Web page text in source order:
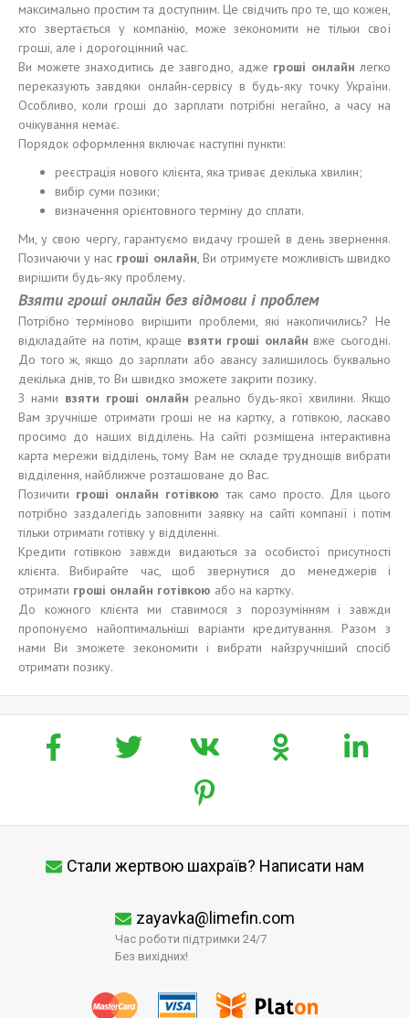
максимально простим та доступним. Це свідчить про те, що кожен,
хто звертається у компанію, може зекономити не тільки свої
гроші, але і дорогоцінний час.
Ви можете знаходитись де завгодно, адже гроші онлайн легко
переказують завдяки онлайн-сервісу в будь-яку точку України.
Особливо, коли гроші до зарплати потрібні негайно, а часу на
очікування немає.
Порядок оформлення включає наступні пункти:
реєстрація нового клієнта, яка триває декілька хвилин;
вибір суми позики;
визначення орієнтовного терміну до сплати.
Ми, у свою чергу, гарантуємо видачу грошей в день звернення.
Позичаючи у нас гроші онлайн, Ви отримуєте можливість швидко
вирішити будь-яку проблему.
Взяти грошіонлайн без відмови і проблем
Потрібно терміново вирішити проблеми, які накопичились? Не
відкладайте на потім, краще взяти гроші онлайн вже сьогодні.
До того ж, якщо до зарплати або авансу залишилось буквально
декілька днів, то Ви швидко зможете закрити позику.
З нами взяти гроші онлайн реально будь-якої хвилини. Якщо
Вам зручніше отримати гроші не на картку, а готівкою, ласкаво
просимо до наших відділень. На сайті розміщена інтерактивна
карта мережи відділень, тому Вам не складе труднощів вибрати
відділення, найближче розташоване до Вас.
Позичити гроші онлайн готівкою так само просто. Для цього
потрібно заздалегідь заповнити заявку на сайті компанії і потім
тільки отримати готівку у відділенні.
Кредити готівкою завжди видаються за особистої присутності
клієнта. Вибирайте час, щоб звернутися до менеджерів і
отримати гроші онлайн готівкою або на картку.
До кожного клієнта ми ставимося з порозумінням і завжди
пропонуємо найоптимальніші варіанти кредитування. Разом з
нами Ви зможете зекономити і вибрати найзручніший спосіб
отримати позику.
Стали жертвою шахраїв? Написати нам
zayavka@limefin.com
Час роботи підтримки 24/7
Без вихідних!